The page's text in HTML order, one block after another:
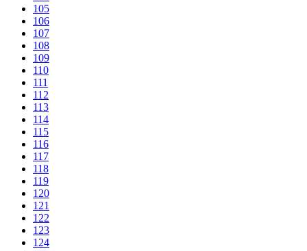
105
106
107
108
109
110
111
112
113
114
115
116
117
118
119
120
121
122
123
124